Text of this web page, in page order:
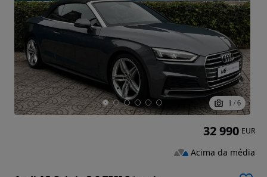
1 / 6
32 990 EUR
Acima da média